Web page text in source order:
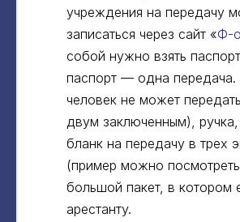
учреждения на передачу
записаться через сайт «Ф-
собой нужно взять
паспорт — одна передача.
человек не может
двум заключенным),
бланк на передачу в трех
(пример можно посмотреть
большой пакет, в котором
арестанту.